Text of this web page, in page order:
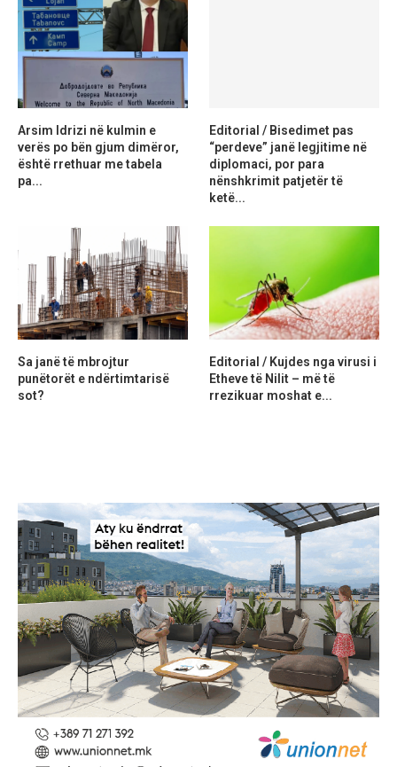
Arsim Idrizi në kulmin e
verës po bën gjum dimëror,
është rrethuar me tabela
pa...
Editorial / Bisedimet pas
“perdeve” janë legjitime në
diplomaci, por para
nënshkrimit patjetër të
ketë...
Sa janë të mbrojtur
punëtorët e ndërtimtarisë
sot?
Editorial / Kujdes nga virusi i
Etheve të Nilit – më të
rrezikuar moshat e...